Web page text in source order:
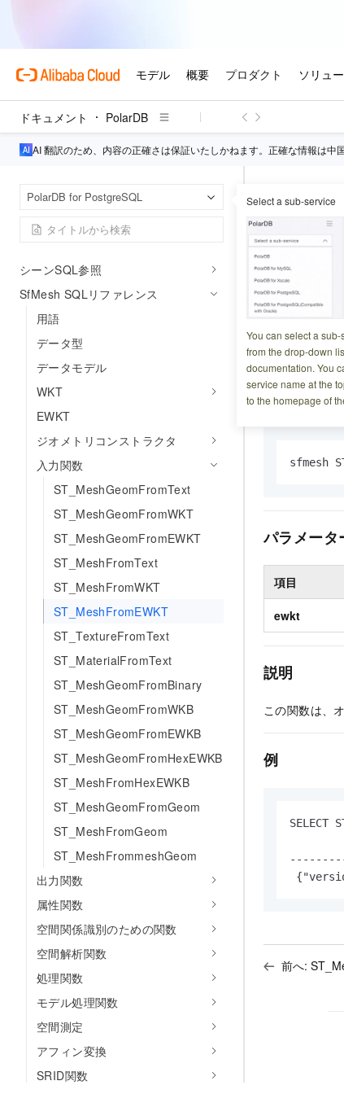
ドキュメント PolarDB
AI 翻訳のため、内容の正確さは保証いたしかねます。正確な情報は中
PolarDB for PostgreSQL Select a sub-service
You can select a
from the drop-down
documentation. You
service name at the
to the homepage of
SpatialRef SQLリファレンス
Point cloud SQL リファレンス
Trajectory SQL リファレンス
GeomGrid SQLリファレンス
レンス
FDW SQLリファレンス
シーンSQL参照
SfMesh SQLリファレンス
用語
データ型
データモデル
WKT
EWKT
ジオメトリコンストラクタ
入力関数
ST_MeshGeomFromText
ST_MeshGeomFromWKT
ST_MeshGeomFromEWKT
ST_MeshFromText
ST_MeshFromWKT
ST_MeshFromEWKT
ST_TextureFromText
ST_MaterialFromText
ST_MeshGeomFromBinary
ST_MeshGeomFromWKB
ST_MeshGeomFromEWKB
ST_MeshGeomFromHexEWKB
ST_MeshFromHexEWKB
ST_MeshGeomFromGeom
ST_MeshFromGeom
ST_MeshFrommeshGeom
出力関数
属性関数
空間関係識別のための関数
空間解析関数
処理関数
モデル処理関数
空間測定
アフィン変換
SRID関数
更新日時
このトピック
知のテキスト
構文
sfmesh
パラメータ
項目
ewkt
説明
この関数は、
例
前へ: